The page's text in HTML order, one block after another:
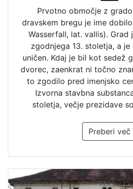
Prvotno območje z
dravskem bregu je ime
Wasserfall, lat. vallis). Grad
zgodnjega 13. stoletja, a
uničen. Kdaj je bil kot sedež
dvorec, zaenkrat ni točno
to zgodilo pred imenjsko
Izvorna stavbna
stoletja, večje prezidave
Preberi več